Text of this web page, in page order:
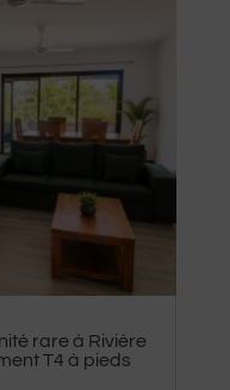
rare à Rivière
T4 à pieds